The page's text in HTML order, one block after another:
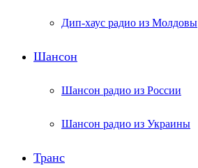
Дип-хаус радио из Молдовы
Шансон
Шансон радио из России
Шансон радио из Украины
Транс